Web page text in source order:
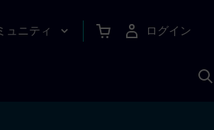
ュニティ ログイン